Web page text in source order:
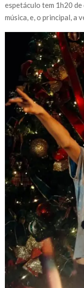
espetáculo tem 1h20
música, e, o principal, a